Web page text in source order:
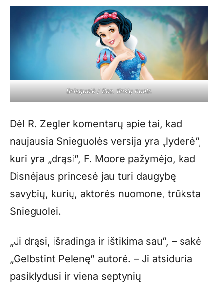
Snieguolė / Soc. tinklų nuotr.
Dėl R. Zegler komentarų apie tai, kad
naujausia Snieguolės versija yra „lyderė”,
kuri yra „drąsi”, F. Moore pažymėjo, kad
Disnėjaus princesė jau turi daugybę
savybių, kurių, aktorės nuomone, trūksta
Snieguolei.
„Ji drąsi, išradinga ir ištikima sau”, – sakė
„Gelbstint Pelenę” autorė. – Ji atsiduria
pasiklydusi ir viena septynių